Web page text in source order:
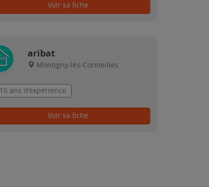
Voir sa fiche
aribat
Montigny-lès-Cormeilles
15 ans d'expérience
Voir sa fiche